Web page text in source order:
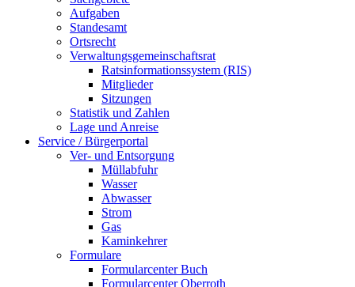
Aufgaben
Standesamt
Ortsrecht
Verwaltungsgemeinschaftsrat
Ratsinformationssystem (RIS)
Mitglieder
Sitzungen
Statistik und Zahlen
Lage und Anreise
Service / Bürgerportal
Ver- und Entsorgung
Müllabfuhr
Wasser
Abwasser
Strom
Gas
Kaminkehrer
Formulare
Formularcenter Buch
Formularcenter Oberroth